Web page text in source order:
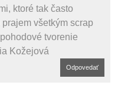
ktoré tak často
všetkým scrap
tvorenie
Kožejová
Odpovedať